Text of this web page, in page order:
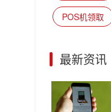
POS机领取
最新资讯